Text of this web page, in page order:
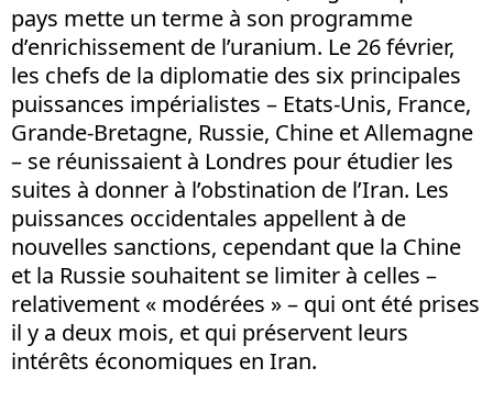
pays mette un terme à son programme
d’enrichissement de l’uranium. Le 26 février,
les chefs de la diplomatie des six principales
puissances impérialistes – Etats-Unis, France,
Grande-Bretagne, Russie, Chine et Allemagne
– se réunissaient à Londres pour étudier les
suites à donner à l’obstination de l’Iran. Les
puissances occidentales appellent à de
nouvelles sanctions, cependant que la Chine
et la Russie souhaitent se limiter à celles –
relativement « modérées » – qui ont été prises
il y a deux mois, et qui préservent leurs
intérêts économiques en Iran.